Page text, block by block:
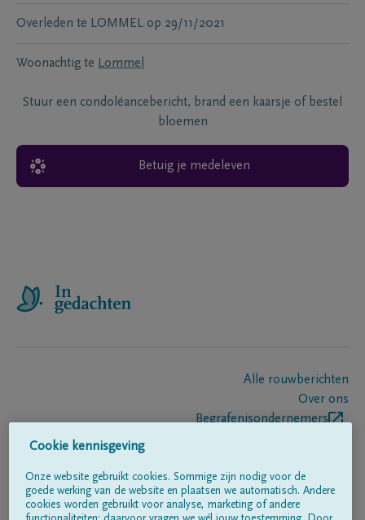
Overleden te LOMMEL op 29/11/2021
Woonachtig te Lommel
Stuur een condoléancebericht, brand een kaarsje of bestel
bloemen
Betuig je medeleven
Alle rouwberichten
Over ons
Begrafenisondernemers
Volg ons op
Cookie kennisgeving
Onze website gebruikt cookies. Sommige zijn nodig voor de
goede werking van de website en plaatsen we automatisch. Andere
cookies worden gebruikt voor analyse, marketing of andere